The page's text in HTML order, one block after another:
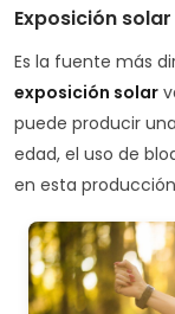
Exposición solar
Es la fuente más
exposición solar
puede producir
edad, el uso de
en esta